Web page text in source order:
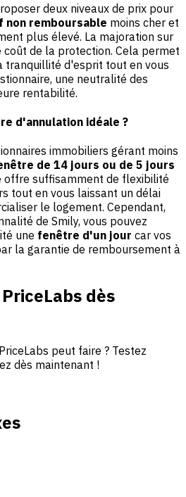
deux niveaux de prix pour
non remboursable moins cher et
plus élevé. La majoration sur
de la protection. Cela permet
tranquillité d'esprit tout en vous
une neutralité des
rentabilité.
d'annulation idéale ?
immobiliers gérant moins
de 14 jours ou de 5 jours
offre suffisamment de flexibilité
tout en vous laissant un délai
le logement. Cependant,
de Smily, vous pouvez
une fenêtre d'un jour car vos
la garantie de remboursement à
dès
peut faire ? Testez
dès maintenant !